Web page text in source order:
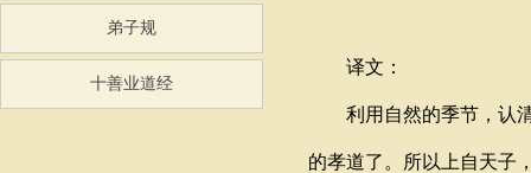
弟子规
十善业道经
译文：
利用自然的季节，认清
的孝道了。所以上自天子